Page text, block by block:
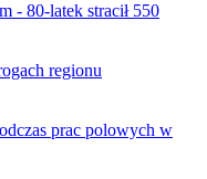
- 80-latek stracił 550
regionu
prac polowych w